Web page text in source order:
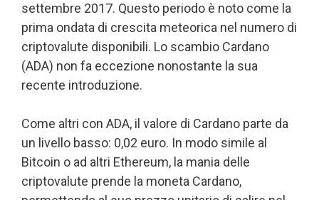
settembre 2017. Questo periodo è noto come la
prima ondata di crescita meteorica nel numero di
criptovalute disponibili. Lo scambio Cardano
(ADA) non fa eccezione nonostante la sua
recente introduzione.
Come altri con ADA, il valore di Cardano parte da
un livello basso: 0,02 euro. In modo simile al
Bitcoin o ad altri Ethereum, la mania delle
criptovalute prende la moneta Cardano,